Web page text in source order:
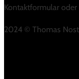
Kontaktformular oder
2024 © Thomas